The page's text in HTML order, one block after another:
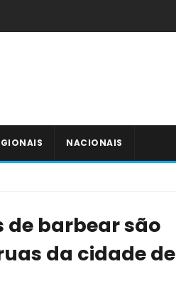
NACIONAIS
de barbear são
da cidade de